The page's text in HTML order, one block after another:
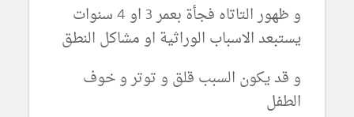
و ظهور التاتاه فجأة بعمر 3 او 4 سنوات
يستبعد الاسباب الوراثية او مشاكل النطق
و قد يكون السبب قلق و توتر و خوف
الطفل